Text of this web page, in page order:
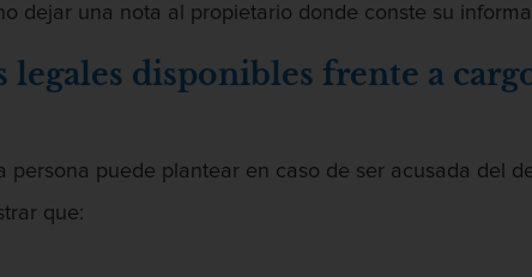
dejar una nota al propietario donde conste su
legales disponibles frente a
persona puede plantear en caso de ser acusada del
que: